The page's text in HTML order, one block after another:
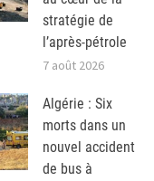
stratégie de
l’après-pétrole
7 août 2026
Algérie : Six
morts dans un
nouvel accident
de bus à